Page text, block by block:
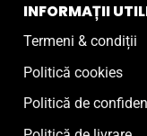
INFORMAȚII
Termeni & condiții
Politică cookies
Politică de